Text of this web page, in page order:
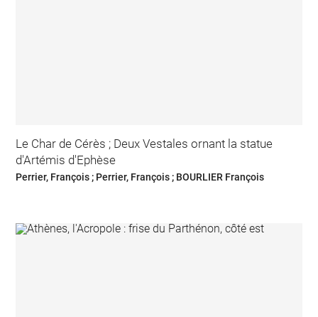
Le Char de Cérès ; Deux Vestales ornant la statue
d'Artémis d'Ephèse
Perrier, François ; Perrier, François ; BOURLIER François